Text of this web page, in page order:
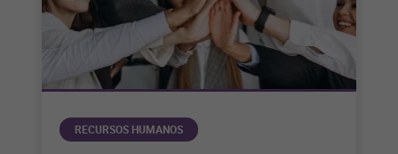
RECURSOS HUMANOS